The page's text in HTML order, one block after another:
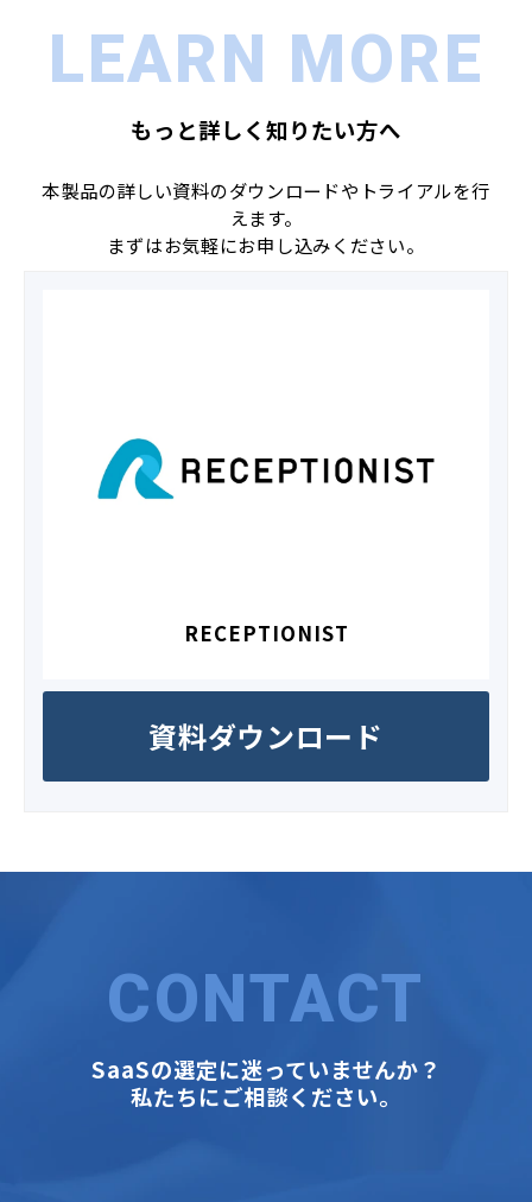
LEARN MORE
もっと詳しく知りたい方へ
本製品の詳しい資料のダウンロードやトライアルを行
えます。
まずはお気軽にお申し込みください。
RECEPTIONIST
資料ダウンロード
CONTACT
SaaSの選定に迷っていませんか？
私たちにご相談ください。